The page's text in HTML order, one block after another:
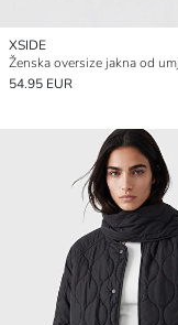
XSIDE
54.95 EUR